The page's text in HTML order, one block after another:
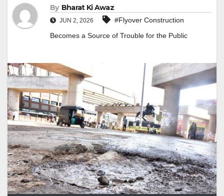
By Bharat Ki Awaz
JUN 2, 2026
#Flyover Construction
Becomes a Source of Trouble for the Public